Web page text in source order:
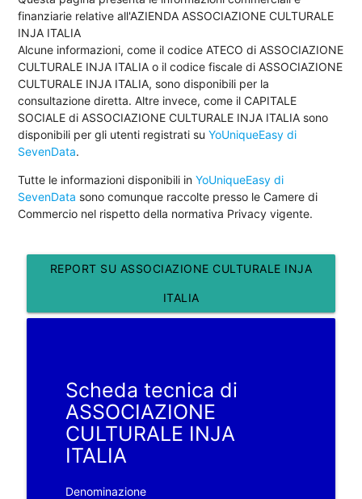
finanziarie relative all'AZIENDA ASSOCIAZIONE CULTURALE
INJA ITALIA
Alcune informazioni, come il codice ATECO di ASSOCIAZIONE
CULTURALE INJA ITALIA o il codice fiscale di ASSOCIAZIONE
CULTURALE INJA ITALIA, sono disponibili per la
consultazione diretta. Altre invece, come il CAPITALE
SOCIALE di ASSOCIAZIONE CULTURALE INJA ITALIA sono
disponibili per gli utenti registrati suYoUniqueEasy di
SevenData.
Tutte le informazioni disponibili inYoUniqueEasy di
SevenData sono comunque raccolte presso le Camere di
Commercio nel rispetto della normativa Privacy vigente.
REPORT SU ASSOCIAZIONE CULTURALE INJA
ITALIA
Scheda tecnica di
ASSOCIAZIONE
CULTURALE INJA
ITALIA
Denominazione